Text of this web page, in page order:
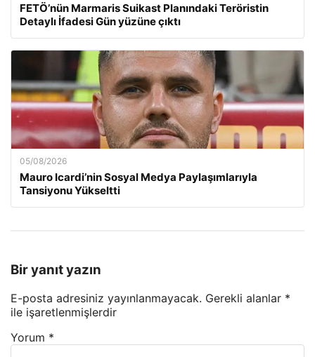
FETÖ’nün Marmaris Suikast Planındaki Teröristin
Detaylı İfadesi Gün yüzüne çıktı
05/08/2026
Mauro Icardi’nin Sosyal Medya Paylaşımlarıyla
Tansiyonu Yükseltti
Bir yanıt yazın
E-posta adresiniz yayınlanmayacak. Gerekli alanlar *
ile işaretlenmişlerdir
Yorum *